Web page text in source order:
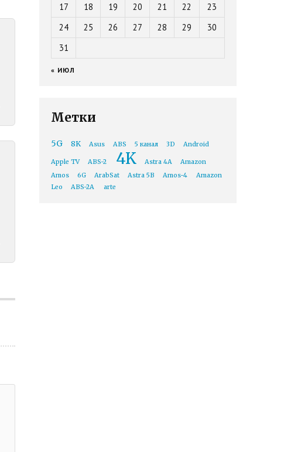
17
18 19 20 21 22
23
24
25 26 27 28 29
30
31
« ИЮЛ
Метки
5G 8K Asus ABS 5 канал 3D Android
Apple TV ABS-2 4K Astra 4A
Amazon
Amos
6G ArabSat Astra 5B Amos-4
Amazon
Leo
ABS-2A arte